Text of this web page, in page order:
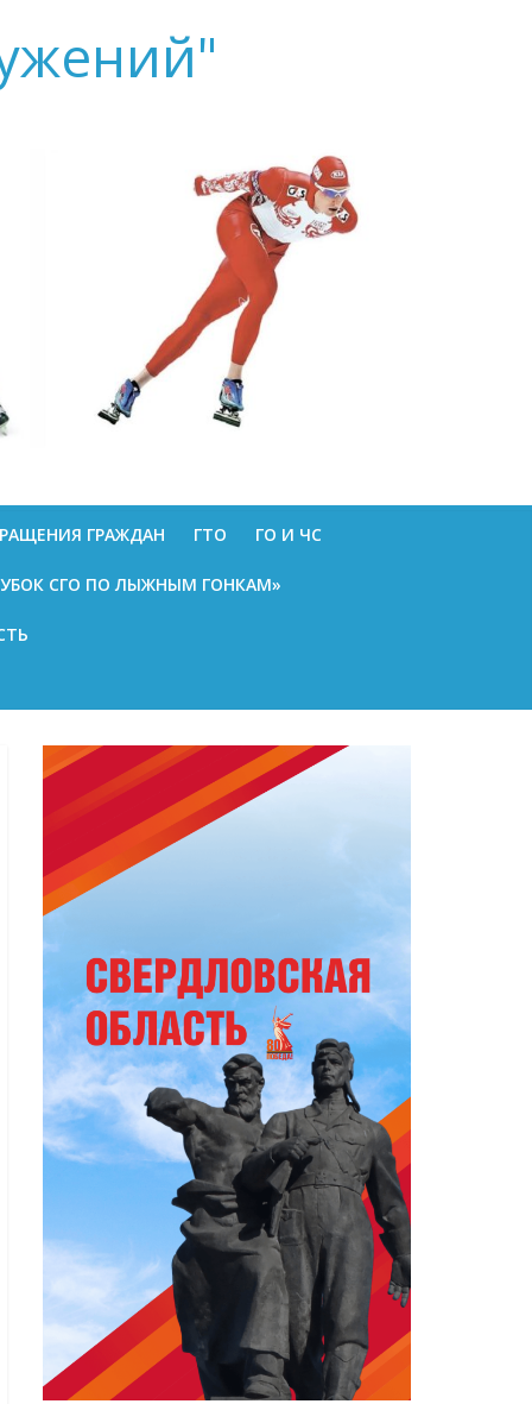
ГРАЖДАН ГТО ГО И ЧС
СГО ПО ЛЫЖНЫМ ГОНКАМ»